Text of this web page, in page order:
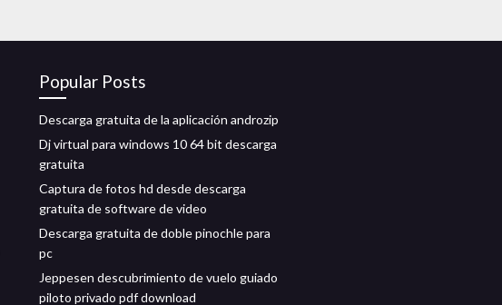
Popular Posts
Descarga gratuita de la aplicación androzip
Dj virtual para windows 10 64 bit descarga
gratuita
Captura de fotos hd desde descarga
gratuita de software de video
Descarga gratuita de doble pinochle para
pc
Jeppesen descubrimiento de vuelo guiado
piloto privado pdf download